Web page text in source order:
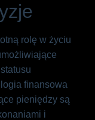
rolę w życiu
finansowa
pieniędzy są
i